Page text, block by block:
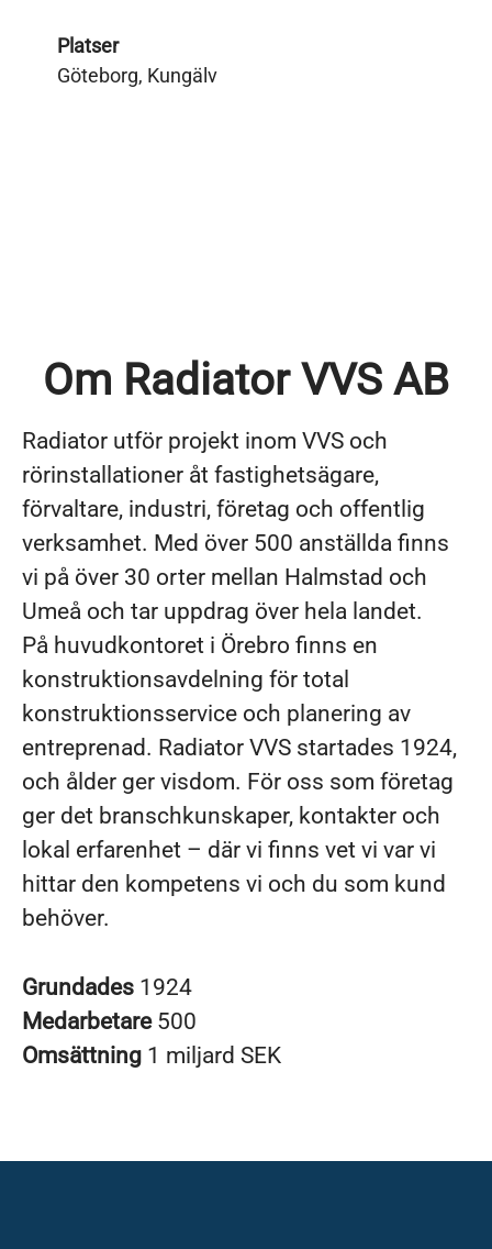
Platser
Göteborg, Kungälv
Om Radiator VVS AB
Radiator utför projekt inom VVS och
rörinstallationer åt fastighetsägare,
förvaltare, industri, företag och offentlig
verksamhet. Med över 500 anställda finns
vi på över 30 orter mellan Halmstad och
Umeå och tar uppdrag över hela landet.
På huvudkontoret i Örebro finns en
konstruktionsavdelning för total
konstruktionsservice och planering av
entreprenad. Radiator VVS startades 1924,
och ålder ger visdom. För oss som företag
ger det branschkunskaper, kontakter och
lokal erfarenhet – där vi finns vet vi var vi
hittar den kompetens vi och du som kund
behöver.
Grundades 1924
Medarbetare 500
Omsättning 1 miljard SEK